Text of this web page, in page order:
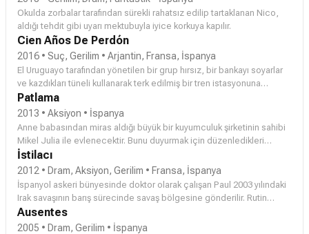
Okulda zorbalar tarafından sürekli rahatsız edilip tartaklanan Nico,
aldığı tehdit gibi uyarı mektubuyla iyice korkuya kapılır.
Cien Años De Perdón
2016 • Suç, Gerilim • Arjantin, Fransa, İspanya
El Uruguayo tarafından yönetilen bir grup hırsız, bir bankayı soyarlar
ve kazdıkları tüneli kullanarak terk edilmiş bir tren istasyonuna
gelirler. Başbakanın basın danışmanı, bu çetenin aslında kaza
geçirerek komaya giren eski devlet adamı Gonzalo Soriano’nun,
içinde çok önemli belgeler bulunan 314 numaralı kasasının peşinde
olduğunu öğrenir.
Patlama
2013 • Aksiyon • İspanya
Anne babasından miras aldığı büyük bir kuyumculuk şirketinin sahibi
Mikel Julia ile evlenecektir. Bunu duyurmak için düzenledikleri
partide, Mikel orada çalışan garsonlardan biri olan Ari ile tanışır.
aralarındaki çekim nedeniyle Mikel Ari’nin dünyasıyla ilgilenmeye
başlar: yasadışı motor yarışları. Mikel daha sonra Julia’dan ayrılır. Ari
ile erkek arkadaşı Navas Mikel’in varlığını çalmak için bir plan
yaparlar...
İstilacı
2012 • Dram, Aksiyon, Gerilim • Fransa, İspanya
İspanyol askeri bünyesinde doktor olarak çalışan Paul 2003 yılındaki
Irak savaşının barış sürecinde savaş bölgesine gönderilir. Rutin
kontrollerini yapmak için çıktıkları konvoy çölde saldırıya uğrar.
Bölgedeki en iyi arkadaşlarından biri olan Diego rehin olarak alınır.
Ausentes
2005 • Dram, Gerilim • İspanya